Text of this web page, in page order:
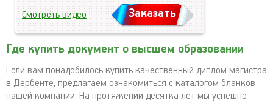
Смотреть видео Заказать
Где купить документ о высшем образовании
Если вам понадобилось купить качественный диплом магистра
в Дербенте, предлагаем ознакомиться с каталогом бланков
нашей компании. На протяжении десятка лет мы успешно